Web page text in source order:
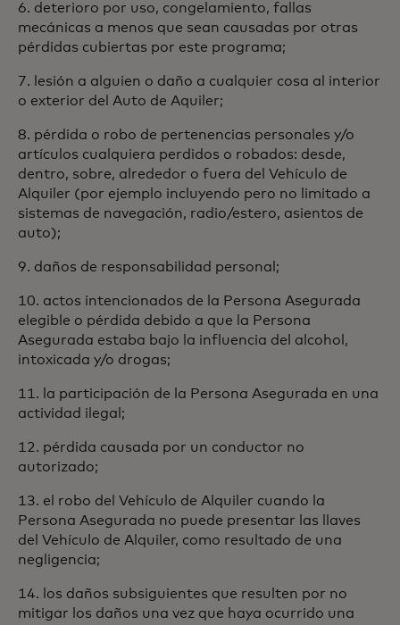
6. deterioro por uso, congelamiento, fallas
mecánicas a menos que sean causadas por otras
pérdidas cubiertas por este programa;
7. lesión a alguien o daño a cualquier cosa al interior
o exterior del Auto de Aquiler;
8. pérdida o robo de pertenencias personales y/o
artículos cualquiera perdidos o robados: desde,
dentro, sobre, alrededor o fuera del Vehículo de
Alquiler (por ejemplo incluyendo pero no limitado a
sistemas de navegación, radio/estero, asientos de
auto);
9. daños de responsabilidad personal;
10. actos intencionados de la Persona Asegurada
elegible o pérdida debido a que la Persona
Asegurada estaba bajo la influencia del alcohol,
intoxicada y/o drogas;
11. la participación de la Persona Asegurada en una
actividad ilegal;
12. pérdida causada por un conductor no
autorizado;
13. el robo del Vehículo de Alquiler cuando la
Persona Asegurada no puede presentar las llaves
del Vehículo de Alquiler, como resultado de una
negligencia;
14. los daños subsiguientes que resulten por no
mitigar los daños una vez que haya ocurrido una